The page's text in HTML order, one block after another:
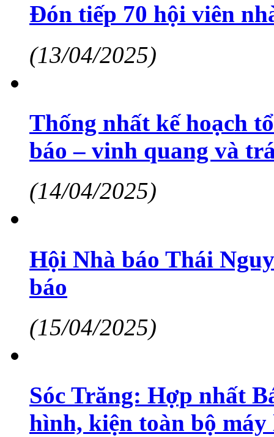
Đón tiếp 70 hội viên
(13/04/2025)
Thống nhất kế hoạch
báo – vinh quang và
(14/04/2025)
Hội Nhà báo Thái
báo
(15/04/2025)
Sóc Trăng: Hợp nhất
hình, kiện toàn bộ máy